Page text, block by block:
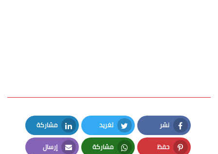
نشر
Facebook
تغريد
Twitter
مشاركة
LinkedIn
حفظ مشاركة إرسال